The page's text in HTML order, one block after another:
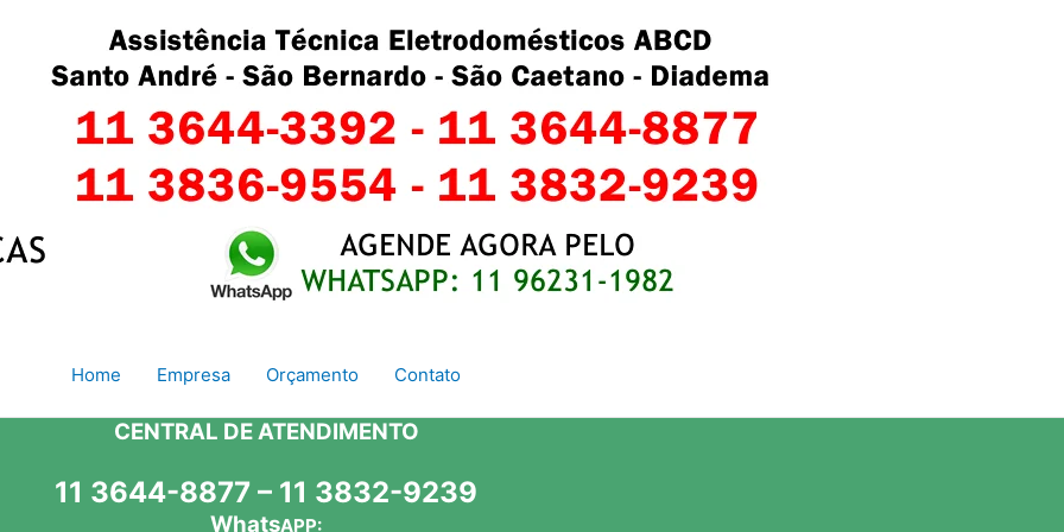
Home Empresa Orçamento Contato
CENTRAL DE ATENDIMENTO
11 3644-8877 – 11 3832-9239
WhatsAPP: